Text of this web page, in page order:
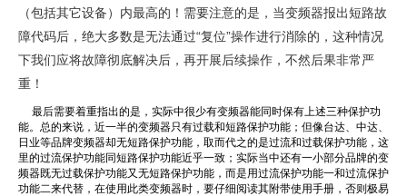
（包括其它设备）内最高的！需要注意的是，当变频器报出短路故
障代码后，绝大多数是无法通过“复位”操作进行消除的，这种情况
下我们应将故障彻底解决后，再开展后续操作，不然后果非常严
重！
最后需要着重指出的是，实际中很少有变频器能同时保有上述三种保护功
能。总的来说，近一半的变频器只有过载和短路保护功能；但像台达、中达、
日业等品牌变频器却无短路保护功能，取而代之的是过流和过载保护功能，这
里的过流保护功能同短路保护功能近乎一致；实际当中还有一小部分品牌的变
频器既无过载保护功能又无短路保护功能，而是用过流保护功能一和过流保护
功能二来代替，在使用此类变频器时，要仔细阅读其附带使用手册，否则极易